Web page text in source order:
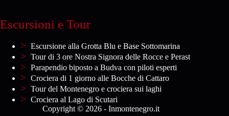
Escursioni e Tour
Escursione alla Grotta Blu e Base Sottomarina
Tour di 3 ore Nostra Signora delle Rocce e Perast
Parapendio biposto a Budva con piloti esperti
Crociera di 1 giorno alle Bocche di Cattaro
Tour del Montenegro e crociera sui laghi
Crociera al Lago di Scutari
Copyright © 2026 - Inmontenegro.it